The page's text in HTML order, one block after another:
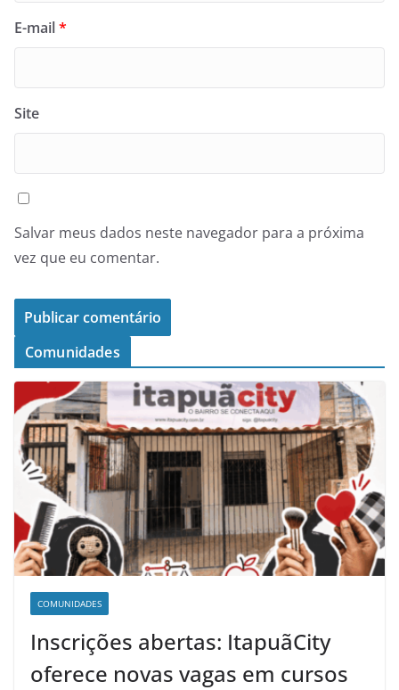
E-mail*
Site
Salvar meus dados neste navegador para a próxima
vez que eu comentar.
Comunidades
COMUNIDADES
Inscrições abertas: ItapuãCity
oferece novas vagas em cursos